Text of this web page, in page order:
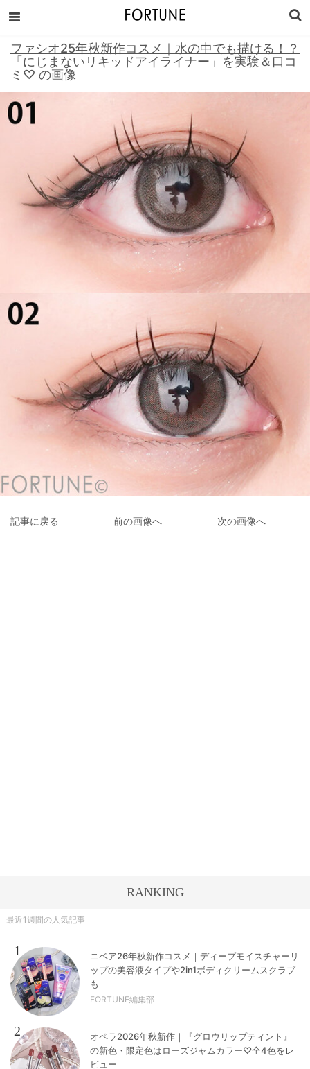
ファシオ25年秋新作コスメ｜水の中でも描ける！？
「にじまないリキッドアイライナー」を実験＆口コ
ミ♡ の画像
記事に戻る 前の画像へ 次の画像へ
RANKING
最近1週間の人気記事
1
ニベア26年秋新作コスメ｜ディープモイスチャーリ
ップの美容液タイプや2in1ボディクリームスクラブ
も
FORTUNE編集部
2
オペラ2026年秋新作｜『グロウリップティント』
の新色・限定色はローズジャムカラー♡全4色をレ
ビュー